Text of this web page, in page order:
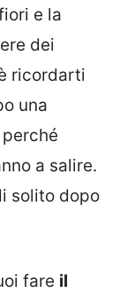
e la
dei
ricordarti
una
a salire.
solito dopo
fare il